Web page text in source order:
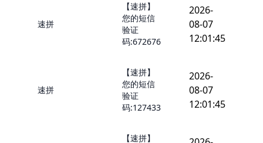
速拼
【速拼】
您的短信
验证
码:672676
2026-
08-07
12:01:45
速拼
【速拼】
您的短信
验证
码:127433
2026-
08-07
12:01:45
【速拼】